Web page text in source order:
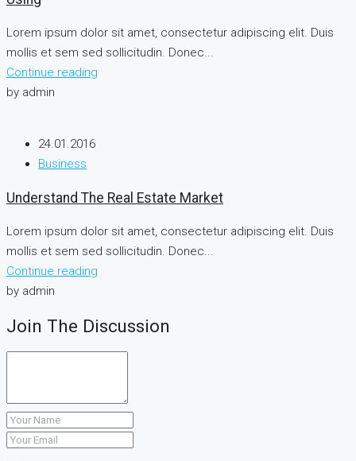
Lorem ipsum dolor sit amet, consectetur adipiscing elit. Duis
mollis et sem sed sollicitudin. Donec...
Continue reading
by admin
24.01.2016
Business
Understand The Real Estate Market
Lorem ipsum dolor sit amet, consectetur adipiscing elit. Duis
mollis et sem sed sollicitudin. Donec...
Continue reading
by admin
Join The Discussion